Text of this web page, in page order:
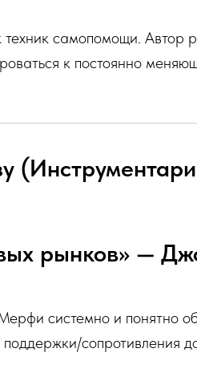
самопомощи. Автор
к постоянно
рынков» —
системно и понятно
сопротивления